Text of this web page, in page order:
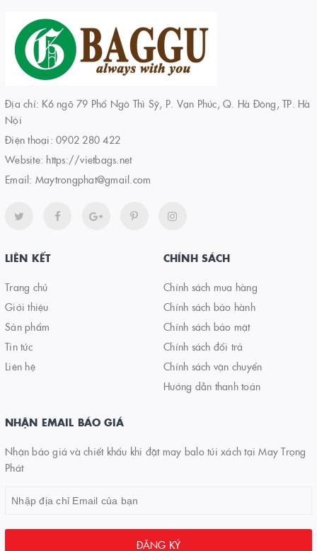
Địa chỉ: K6 ngõ 79 Phố Ngô Thì Sỹ, P. Vạn Phúc, Q. Hà Đông, TP. Hà
Nội
Điện thoại: 0902 280 422
Website: https://vietbags.net
Email: Maytrongphat@gmail.com
LIÊN KẾT
Trang chủ
Giới thiệu
Sản phẩm
Tin tức
Liên hệ
CHÍNH SÁCH
Chính sách mua hàng
Chính sách bảo hành
Chính sách bảo mật
Chính sách đổi trả
Chính sách vận chuyển
Hướng dẫn thanh toán
NHẬN EMAIL BÁO GIÁ
Nhận báo giá và chiết khấu khi đặt may balo túi xách tại May Trọng
Phát
ĐĂNG KÝ